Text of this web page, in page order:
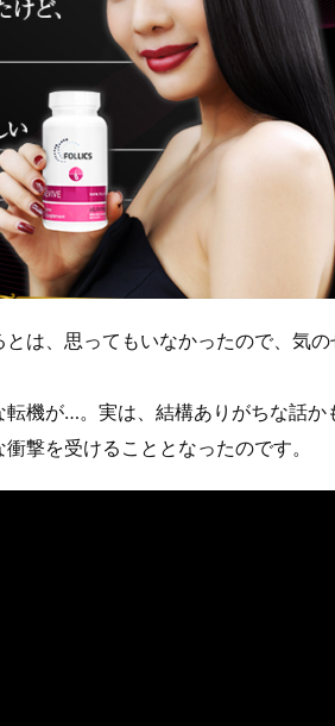
は、思ってもいなかったので、気
機が…。実は、結構ありがちな話か
撃を受けることとなったのです。